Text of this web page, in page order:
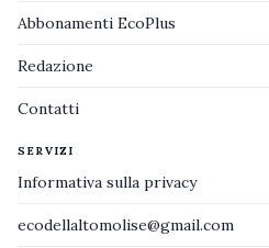
Abbonamenti EcoPlus
Redazione
Contatti
SERVIZI
Informativa sulla privacy
ecodellaltomolise@gmail.com